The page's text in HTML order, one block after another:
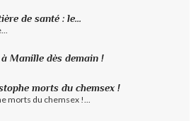
de santé : le...
Manille dès demain !
morts du chemsex !
morts du chemsex !...